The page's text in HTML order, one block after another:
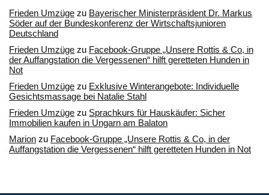
Frieden Umzüge zu Bayerischer Ministerpräsident Dr. Markus
Söder auf der Bundeskonferenz der Wirtschaftsjunioren
Deutschland
Frieden Umzüge zu Facebook-Gruppe „Unsere Rottis & Co, in
der Auffangstation die Vergessenen“ hilft geretteten Hunden in
Not
Frieden Umzüge zu Exklusive Winterangebote: Individuelle
Gesichtsmassage bei Natalie Stahl
Frieden Umzüge zu Sprachkurs für Hauskäufer: Sicher
Immobilien kaufen in Ungarn am Balaton
Marion zu Facebook-Gruppe „Unsere Rottis & Co, in der
Auffangstation die Vergessenen“ hilft geretteten Hunden in Not